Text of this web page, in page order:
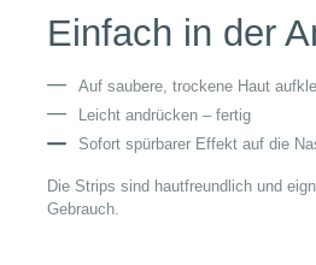
Einfach in der
Auf saubere, trockene Haut
Leicht andrücken – fertig
Sofort spürbarer Effekt auf die
Die Strips sind hautfreundlich und
Gebrauch.